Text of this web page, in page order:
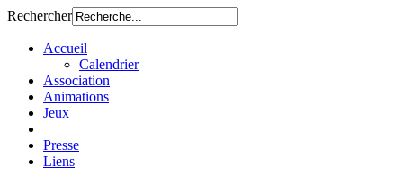
Rechercher
Accueil
Calendrier
Association
Animations
Jeux
Presse
Liens